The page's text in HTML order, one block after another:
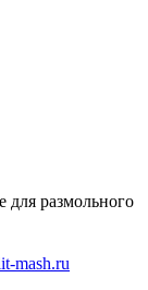
размольного
mash.ru